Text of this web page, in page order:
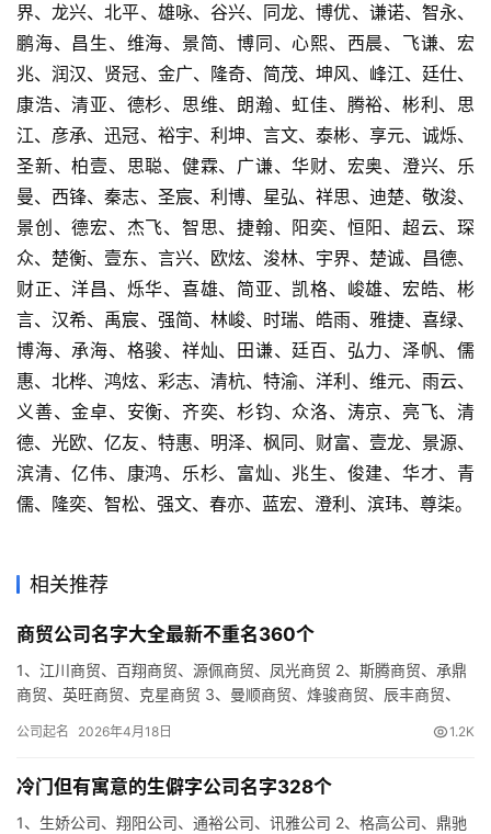
界、龙兴、北平、雄咏、谷兴、同龙、博优、谦诺、智永、
鹏海、昌生、维海、景简、博同、心熙、西晨、飞谦、宏
兆、润汉、贤冠、金广、隆奇、简茂、坤风、峰江、廷仕、
康浩、清亚、德杉、思维、朗瀚、虹佳、腾裕、彬利、思
江、彦承、迅冠、裕宇、利坤、言文、泰彬、享元、诚烁、
圣新、柏壹、思聪、健霖、广谦、华财、宏奥、澄兴、乐
曼、西锋、秦志、圣宸、利博、星弘、祥思、迪楚、敬浚、
景创、德宏、杰飞、智思、捷翰、阳奕、恒阳、超云、琛
众、楚衡、壹东、言兴、欧炫、浚林、宇界、楚诚、昌德、
财正、洋昌、烁华、喜雄、简亚、凯格、峻雄、宏皓、彬
言、汉希、禹宸、强简、林峻、时瑞、皓雨、雅捷、喜绿、
博海、承海、格骏、祥灿、田谦、廷百、弘力、泽帆、儒
惠、北桦、鸿炫、彩志、清杭、特渝、洋利、维元、雨云、
义善、金卓、安衡、齐奕、杉钧、众洛、涛京、亮飞、清
德、光欧、亿友、特惠、明泽、枫同、财富、壹龙、景源、
滨清、亿伟、康鸿、乐杉、富灿、兆生、俊建、华才、青
儒、隆奕、智松、强文、春亦、蓝宏、澄利、滨玮、尊柒。
相关推荐
商贸公司名字大全最新不重名360个
1、江川商贸、百翔商贸、源佩商贸、凤光商贸 2、斯腾商贸、承鼎
商贸、英旺商贸、克星商贸 3、曼顺商贸、烽骏商贸、辰丰商贸、
公司起名 2026年4月18日 1.2K
冷门但有寓意的生僻字公司名字328个
1、生娇公司、翔阳公司、通裕公司、讯雅公司 2、格高公司、鼎驰